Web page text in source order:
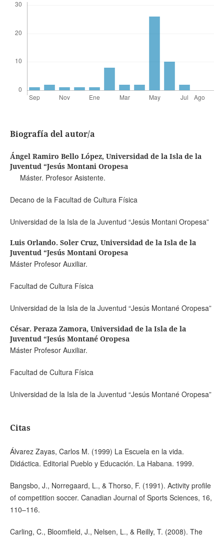
Biografía del autor/a
Ángel Ramiro Bello López, Universidad de la Isla de la
Juventud “Jesús Montani Oropesa
Máster. Profesor Asistente.
Decano de la Facultad de Cultura Física
Universidad de la Isla de la Juventud “Jesús Montani Oropesa”
Luis Orlando. Soler Cruz, Universidad de la Isla de la
Juventud “Jesús Montani Oropesa
Máster Profesor Auxiliar.
Facultad de Cultura Física
Universidad de la Isla de la Juventud “Jesús Montané Oropesa”
César. Peraza Zamora, Universidad de la Isla de la
Juventud “Jesús Montané Oropesa
Máster Profesor Auxiliar.
Facultad de Cultura Física
Universidad de la Isla de la Juventud “Jesús Montané Oropesa”
Citas
Álvarez Zayas, Carlos M. (1999) La Escuela en la vida.
Didáctica. Editorial Pueblo y Educación. La Habana. 1999.
Bangsbo, J., Norregaard, L., & Thorso, F. (1991). Activity profile
of competition soccer. Canadian Journal of Sports Sciences, 16,
110–116.
Carling, C., Bloomfield, J., Nelsen, L., & Reilly, T. (2008). The